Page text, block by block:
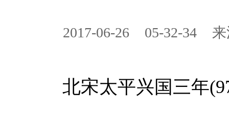
2017-06-26 05-32-34
北宋太平兴国三年